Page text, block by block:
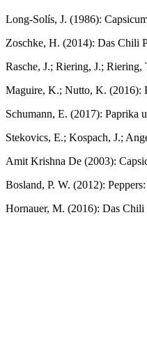
Long-Solís, J. (1986):
Zoschke, H. (2014): Das Chili
Rasche, J.; Riering, J.;
Maguire, K.; Nutto, K. (2016):
Schumann, E. (2017): Paprika
Stekovics, E.; Kospach, J.;
Amit Krishna De (2003):
Bosland, P. W. (2012):
Hornauer, M. (2016): Das